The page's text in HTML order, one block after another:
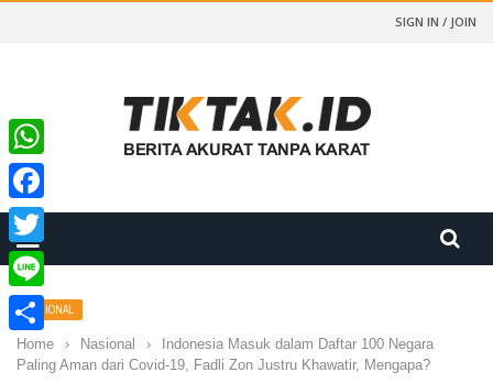
SIGN IN / JOIN
NASIONAL
Home › Nasional ›
Indonesia Masuk dalam Daftar 100 Negara
Paling Aman dari Covid-19, Fadli Zon Justru Khawatir, Mengapa?
WhatsApp
Facebook
Twitter
Line
Share